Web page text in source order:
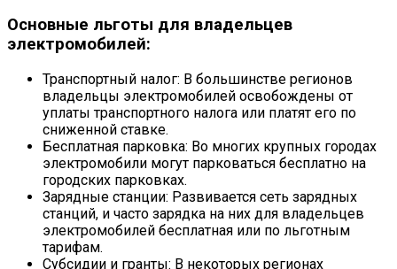
Основные льготы для владельцев
электромобилей:
Транспортный налог: В большинстве регионов
владельцы электромобилей освобождены от
уплаты транспортного налога или платят его по
сниженной ставке.
Бесплатная парковка: Во многих крупных городах
электромобили могут парковаться бесплатно на
городских парковках.
Зарядные станции: Развивается сеть зарядных
станций, и часто зарядка на них для владельцев
электромобилей бесплатная или по льготным
тарифам.
Субсидии и гранты: В некоторых регионах